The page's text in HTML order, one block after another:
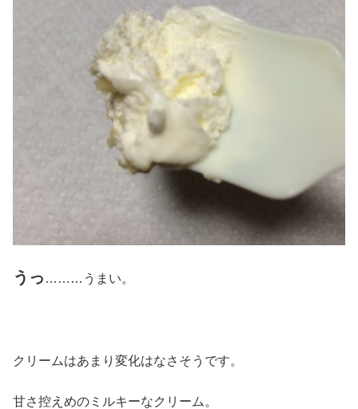
うっ ………うまい。
クリームはあまり変化はなさそうです。
甘さ控えめのミルキーなクリーム。